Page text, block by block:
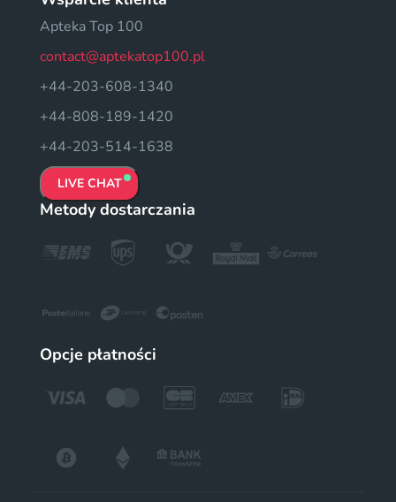
Apteka Top 100
contact@aptekatop100.pl
+44-203-608-1340
+44-808-189-1420
+44-203-514-1638
LIVE CHAT
Metody dostarczania
Opcje płatności